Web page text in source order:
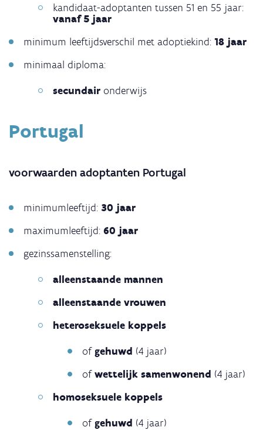
kandidaat-adoptanten tussen 51 en 55 jaar:
vanaf 5 jaar
minimum leeftijdsverschil met adoptiekind: 18 jaar
minimaal diploma:
secundair onderwijs
Portugal
voorwaarden adoptanten Portugal
minimumleeftijd: 30 jaar
maximumleeftijd: 60 jaar
gezinssamenstelling:
alleenstaande mannen
alleenstaande vrouwen
heteroseksuele koppels
of gehuwd (4 jaar)
ofwettelijk samenwonend (4 jaar)
homoseksuele koppels
of gehuwd (4 jaar)